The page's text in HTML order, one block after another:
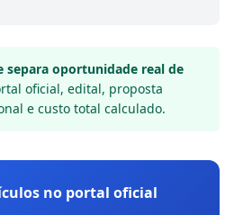
separa oportunidade real de
oficial, edital, proposta
e custo total calculado.
no portal oficial